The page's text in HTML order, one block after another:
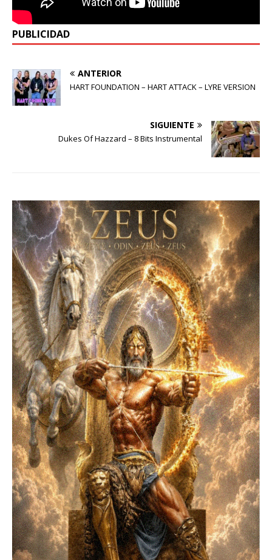
PUBLICIDAD
ANTERIOR
HART FOUNDATION – HART ATTACK – LYRE VERSION
SIGUIENTE
Dukes Of Hazzard – 8 Bits Instrumental